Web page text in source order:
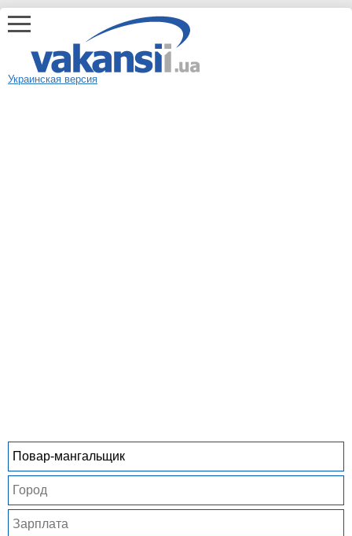
Украинская версия